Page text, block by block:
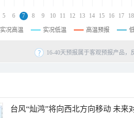
5 6 7 8 9 10 11 12 13 14 15 16 17 18
实况高温 实况低温 高温预报
16-40天预报属于客观预报产品
台风“灿鸿”将向西北方向移动 未来